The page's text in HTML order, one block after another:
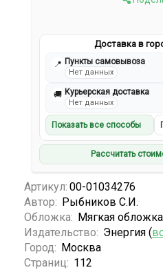
Доставка в
📍 Пункты самовывоза
Нет данных
🚚 Курьерская доставка
Нет данных
Показать все способы
Рассчитать
Артикул: 00-01034276
Автор: Рыбников С.И.
Обложка: Мягкая обложка
Издательство: Энергия (
Город: Москва
Страниц: 112